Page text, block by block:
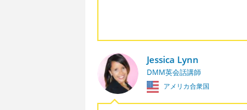
Jessica Lynn
DMM英会話講師
アメリカ合衆国